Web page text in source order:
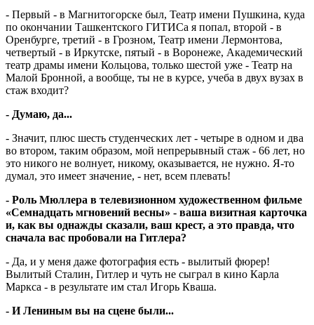
- Первый - в Магнитогорске был, Театр имени Пушкина, куда
по окончании Ташкентского ГИТИСа я попал, второй - в
Оренбурге, третий - в Грозном, Театр имени Лермонтова,
четвертый - в Иркутске, пятый - в Воронеже, Академический
театр драмы имени Кольцова, только шестой уже - Театр на
Малой Бронной, а вообще, ты не в курсе, учеба в двух вузах в
стаж входит?
- Думаю, да...
- Значит, плюс шесть студенческих лет - четыре в одном и два
во втором, таким образом, мой непрерывный стаж - 66 лет, но
это никого не волнует, никому, оказывается, не нужно. Я-то
думал, это имеет значение, - нет, всем плевать!
- Роль Мюллера в телевизионном художественном фильме
«Семнадцать мгновений весны» - ваша визитная карточка
и, как вы однажды сказали, ваш крест, а это правда, что
сначала вас пробовали на Гитлера?
- Да, и у меня даже фотография есть - вылитый фюрер!
Вылитый Сталин, Гитлер и чуть не сыграл в кино Карла
Маркса - в результате им стал Игорь Кваша.
- И Лениным вы на сцене были...